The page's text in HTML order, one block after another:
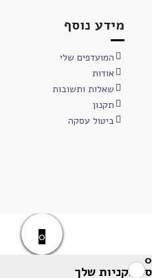
מידע נוסף
המועדפים שלי
אודות
שאלות ותשובות
תקנון
ביטול עסקה
0
0
סל הקניות שלך